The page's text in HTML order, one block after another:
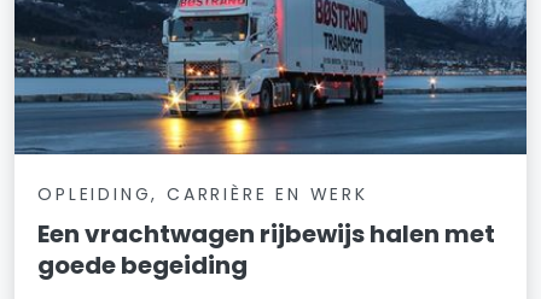
OPLEIDING, CARRIÈRE EN WERK
Een vrachtwagen rijbewijs halen met
goede begeiding